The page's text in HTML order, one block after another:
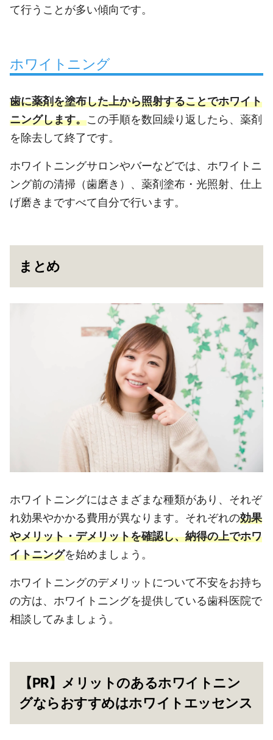
て行うことが多い傾向です。
ホワイトニング
歯に薬剤を塗布した上から照射することでホワイト
ニングします。この手順を数回繰り返したら、薬剤
を除去して終了です。
ホワイトニングサロンやバーなどでは、ホワイトニ
ング前の清掃（歯磨き）、薬剤塗布・光照射、仕上
げ磨きまですべて自分で行います。
まとめ
ホワイトニングにはさまざまな種類があり、それぞ
れ効果やかかる費用が異なります。それぞれの効果
やメリット・デメリットを確認し、納得の上でホワ
イトニングを始めましょう。
ホワイトニングのデメリットについて不安をお持ち
の方は、ホワイトニングを提供している歯科医院で
相談してみましょう。
【PR】メリットのあるホワイトニン
グならおすすめはホワイトエッセンス